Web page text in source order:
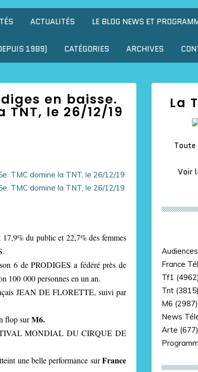
ACTUALITÉS LE BLOG NEWS ET
1989) CATÉGORIES ARCHIVES
en baisse.
le 26/12/19
du public et 22,7% des femmes
6 de PRODIGES a fédéré près de
100 000 personnes en un an.
JEAN DE FLORETTE, suivi par
flop surM6.
MONDIAL DU CIRQUE DE
une belle performance surFrance
France
Tf1 (4962)
Tnt (3815)
M6 (2987)
News
Arte (677)
La
Toute
Voir